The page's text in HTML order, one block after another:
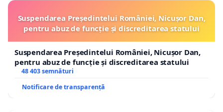
Suspendarea Președintelui României, Nicușor Dan,
pentru abuz de funcție și discreditarea statului
Suspendarea Președintelui României, Nicușor Dan,
pentru abuz de funcție și discreditarea statului
48 403 semnături
Notificare de transparență